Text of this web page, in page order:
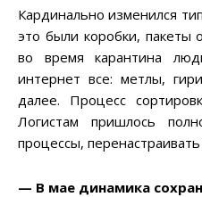
Кардинально изменился
это были коробки, пакеты
во время карантина
интернет все: метлы,
далее. Процесс
Логистам пришлось
процессы,
— В мае динамика